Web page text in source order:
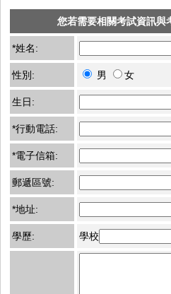
您若需要相關考試資訊與
*姓名:
性別: 男 女
生日:
*行動電話:
*電子信箱:
郵遞區號:
*地址:
學歷: 學校